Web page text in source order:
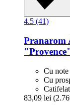
4.5 (41)
Pranarom
Cu
Cu
83,09 lei